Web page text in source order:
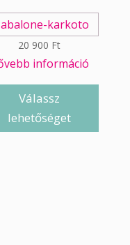
20 900 Ft
információ
Válassz
lehetőséget